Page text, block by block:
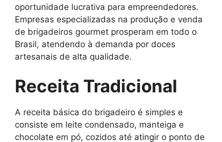
oportunidade lucrativa para empreendedores.
Empresas especializadas na produção e venda
de brigadeiros gourmet prosperam em todo o
Brasil, atendendo à demanda por doces
artesanais de alta qualidade.
Receita Tradicional
A receita básica do brigadeiro é simples e
consiste em leite condensado, manteiga e
chocolate em pó, cozidos até atingir o ponto de